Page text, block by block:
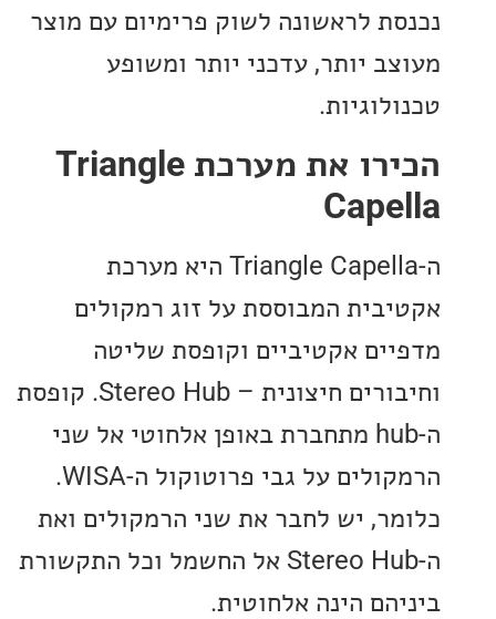
לראשונה לשוק פרימיום עם מוצר
יותר, עדכני יותר ומשופע
הכירו את מערכת Triangle
ה-Triangle Capella היא מערכת
המבוססת על זוג רמקולים
אקטיביים וקופסת שליטה
וחיבורים חיצונית – Stereo Hub. קופסת
ה-hub מתחברת באופן אלחוטי אל שני
הרמקולים על גבי פרוטוקול ה-WISA.
יש לחבר את שני הרמקולים ואת
ה-Stereo Hub אל החשמל וכל התקשורת
הינה אלחוטית.